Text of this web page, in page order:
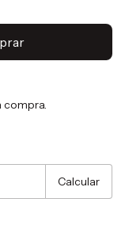
compra.
Calcular